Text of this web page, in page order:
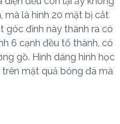
mà là hình 20 mặt bị cắt
góc đỉnh này thành ra có
6 cạnh đều tổ thành, có
gồ. Hình dáng hình học
mặt quả bóng đá mà